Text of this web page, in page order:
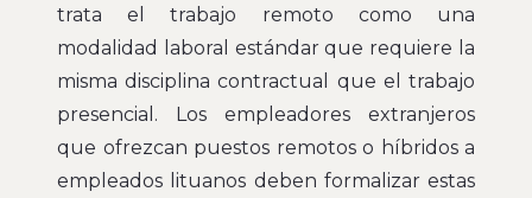
trata el trabajo remoto como una
modalidad laboral estándar que requiere la
misma disciplina contractual que el trabajo
presencial. Los empleadores extranjeros
que ofrezcan puestos remotos o híbridos a
empleados lituanos deben formalizar estas